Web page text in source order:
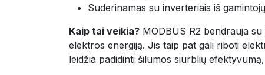
Suderinamas su inverteriais iš
Kaip tai veikia? MODBUS R2 bendrauja
elektros energiją. Jis taip pat gali riboti
leidžia padidinti šilumos siurblių